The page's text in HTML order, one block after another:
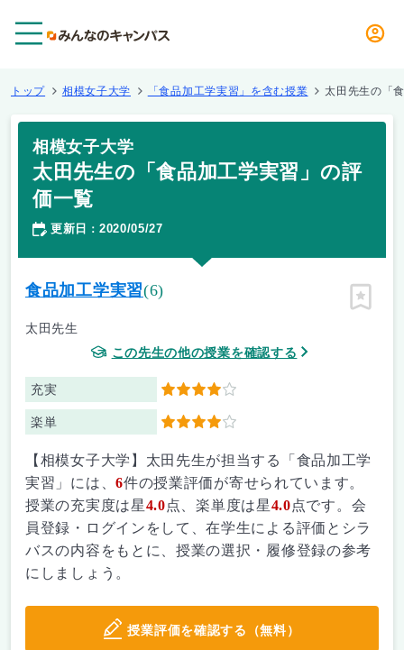
トップ 相模女子大学 「食品加工学実習」を含む授業 太田先生の「
相模女子大学
太田先生の「食品加工学実習」の評
価一覧
更新日 ： 2020/05/27
食品加工学実習(6)
太田先生
この先生の他の授業を確認する
充実 4
楽単 4
ピン留
【相模女子大学】太田先生が担当する「食品加工学
実習」には、6件の授業評価が寄せられています。
授業の充実度は星4.0点、楽単度は星4.0点です。会
員登録・ログインをして、在学生による評価とシラ
バスの内容をもとに、授業の選択・履修登録の参考
にしましょう。
授業評価を確認する（無料）